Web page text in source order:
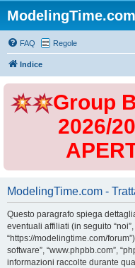
ModelingTime.com
FAQ Regole
Indice
Group
2026/
ModelingTime.com -
Questo paragrafo spiega
eventuali affiliati (in seguito
“https://modelingtime.com/
software”, “www.phpbb.com”,
informazioni raccolte durante